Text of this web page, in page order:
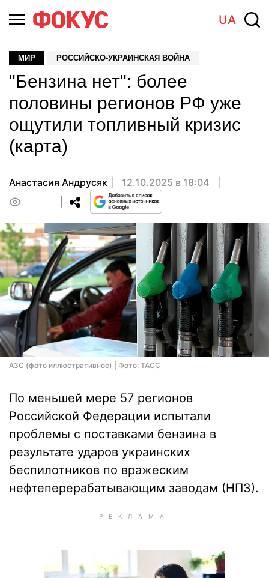
UA
МИР РОССИЙСКО-УКРАИНСКАЯ ВОЙНА
"Бензина нет": более
половины регионов РФ уже
ощутили топливный кризис
(карта)
Анастасия Андрусяк
12.10.2025 в 18:04
АЗС (фото иллюстративное) | Фото: ТАСС
По меньшей мере 57 регионов
Российской Федерации испытали
проблемы с поставками бензина в
результате ударов украинских
беспилотников по вражеским
нефтеперерабатывающим заводам (НПЗ).